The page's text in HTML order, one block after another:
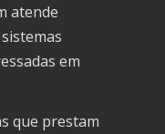
atende
em
que prestam